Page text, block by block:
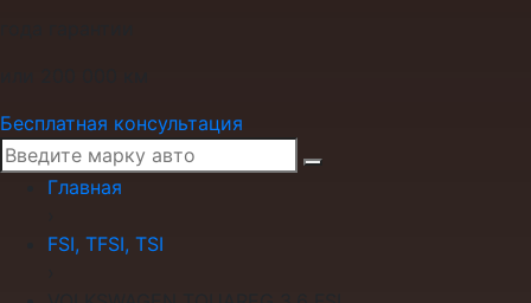
Бесплатная консультация
Главная
FSI, TFSI, TSI